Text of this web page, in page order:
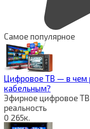
Самое популярное
Цифровое ТВ — в чем
кабельным?
Эфирное цифровое
реальность
0 265к.